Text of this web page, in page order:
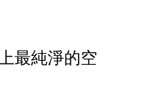
最純淨的空